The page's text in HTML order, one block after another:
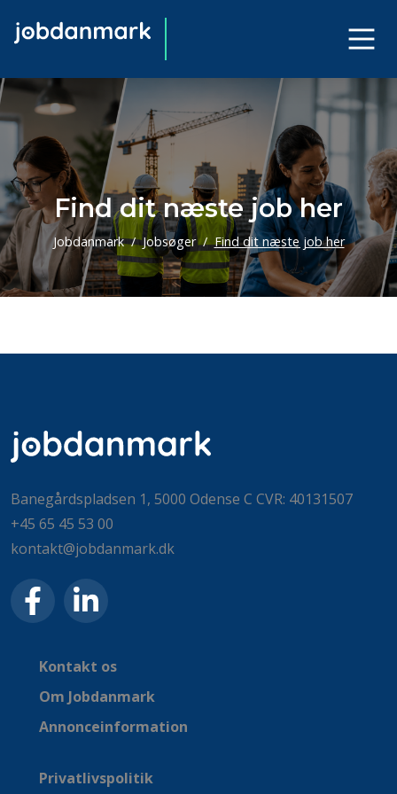
Find dit næste job her
Jobdanmark Jobsøger Find dit næste job her
Banegårdspladsen 1, 5000 Odense C CVR: 40131507
+45 65 45 53 00
kontakt@jobdanmark.dk
Kontakt os
Om Jobdanmark
Annonceinformation
Privatlivspolitik